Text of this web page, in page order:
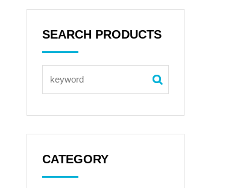
SEARCH PRODUCTS
CATEGORY